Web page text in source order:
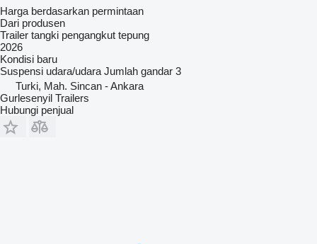
Harga berdasarkan permintaan
Dari produsen
Trailer tangki pengangkut tepung
2026
Kondisi baru
Suspensi udara/udara Jumlah gandar 3
Turki, Mah. Sincan - Ankara
Gurlesenyil Trailers
Hubungi penjual